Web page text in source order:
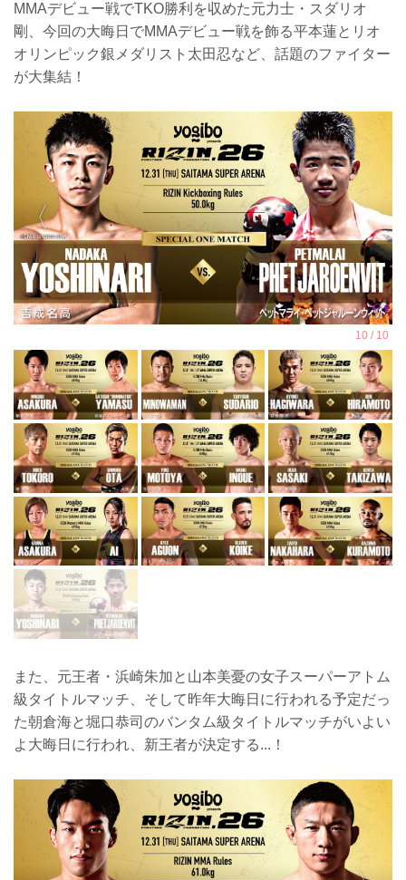
MMAデビュー戦でTKO勝利を収めた元力士・スダリオ
剛、今回の大晦日でMMAデビュー戦を飾る平本蓮とリオ
オリンピック銀メダリスト太田忍など、話題のファイター
が大集結！
また、元王者・浜崎朱加と山本美憂の女子スーパーアトム
級タイトルマッチ、そして昨年大晦日に行われる予定だっ
た朝倉海と堀口恭司のバンタム級タイトルマッチがいよい
よ大晦日に行われ、新王者が決定する...！